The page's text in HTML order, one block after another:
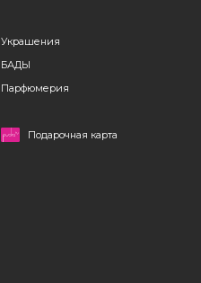
Украшения
БАДЫ
Парфюмерия
Подарочная карта